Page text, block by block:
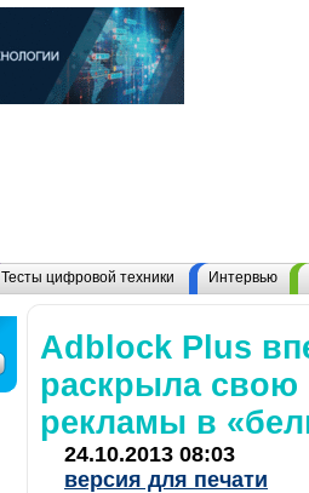
Тесты цифровой техники Интервью
Adblock Plus
раскрыла свою
рекламы в
24.10.2013 08:03
версия для печати